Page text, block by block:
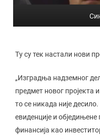
Ту су тек настали нови
„Изградња надземног
предмет новог пројекта
то се никада није
евиденције и
финансија као